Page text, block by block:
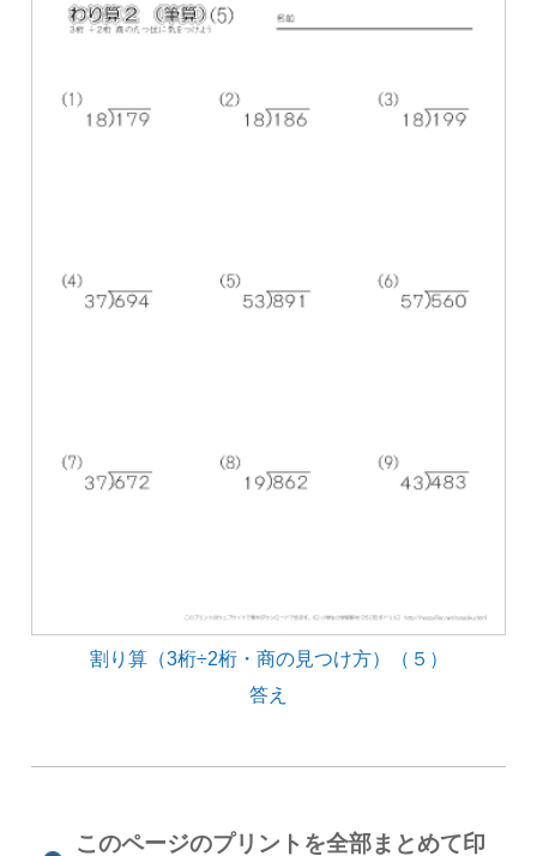
割り算（3桁÷2桁・商の見つけ方）（５）
答え
このページのプリントを全部まとめて印